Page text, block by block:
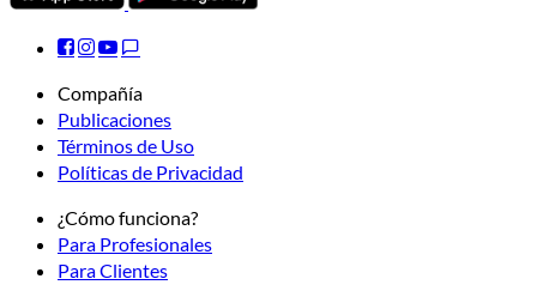
Compañía
Publicaciones
Términos de Uso
Políticas de Privacidad
¿Cómo funciona?
Para Profesionales
Para Clientes